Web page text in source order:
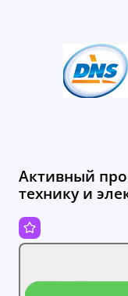
Активный
технику и